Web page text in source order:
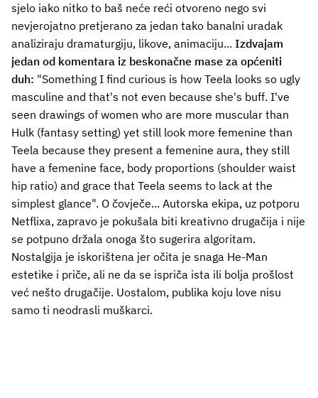
sjelo iako nitko to baš neće reći otvoreno nego svi
nevjerojatno pretjerano za jedan tako banalni uradak
analiziraju dramaturgiju, likove, animaciju... Izdvajam
jedan od komentara iz beskonačne mase za općeniti
duh: "Something I find curious is how Teela looks so ugly
masculine and that's not even because she's buff. I've
seen drawings of women who are more muscular than
Hulk (fantasy setting) yet still look more femenine than
Teela because they present a femenine aura, they still
have a femenine face, body proportions (shoulder waist
hip ratio) and grace that Teela seems to lack at the
simplest glance". O čovječe... Autorska ekipa, uz potporu
Netflixa, zapravo je pokušala biti kreativno drugačija i nije
se potpuno držala onoga što sugerira algoritam.
Nostalgija je iskorištena jer očita je snaga He-Man
estetike i priče, ali ne da se ispriča ista ili bolja prošlost
već nešto drugačije. Uostalom, publika koju love nisu
samo ti neodrasli muškarci.